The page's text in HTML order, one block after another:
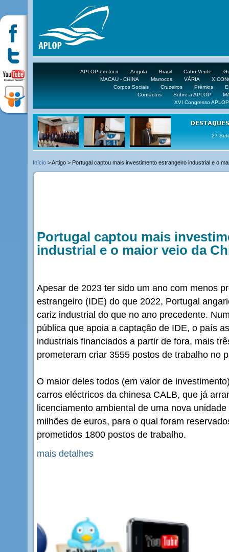
APLOP em foco Angola Brasil Cabo Verde
MACAU - CHINA
Marrocos VÁRIA
X
Corpos Sociais
Cruzeiros Prémios
Contactos
Sobre a APLOP
XVI Congresso APLOP
16 DE
Início > Artigo > Portugal captou mais investimento estrangeiro industrial e o
Portugal captou mais
industrial e o maior veio da
Apesar de 2023 ter sido um ano com menos
estrangeiro (IDE) do que 2022, Portugal
cariz industrial do que no ano precedente.
pública que apoia a captação de IDE, o país
industriais financiados a partir de fora, mais
prometeram criar 3555 postos de trabalho no
O maior deles todos (em valor de
carros eléctricos da chinesa CALB, que já
licenciamento ambiental de uma nova
milhões de euros, para o qual foram
prometidos 1800 postos de trabalho.
mais detalhes